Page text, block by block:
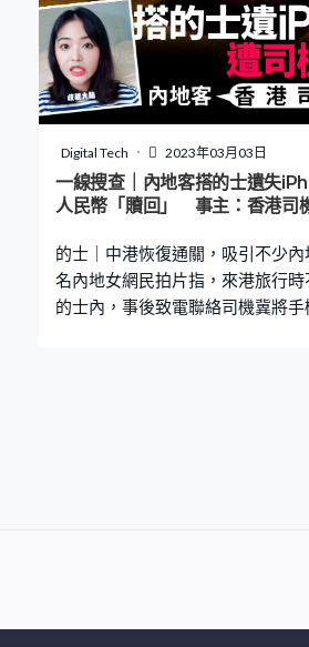
擊中：唔該好好教下細路婆婆搭
怨阻返工 女生看不過眼「出招」
巴士衝馬路捱的士撞飛 爬起身
得咩？ 對頭紅的司機扭軚急剎停
輛客貨車於右邊線逆向駛過，而
知綠的司機當時是否未有為意，行
至右邊線逆行。從車cam片中可看
段路至石壆末段時，前方有一輛紅
機才驚覺自己逆
Digital Tech 2023年03月03日
一線搜查｜內地客搭的士遺失
人民幣「贖回」 事主：香港司
的士｜中港恢復通關，吸引不少
名內地女網民拍片指，來港旅行
的士內，事後致電聯絡司機冀將手
民幣，才肯將手機交還。 事主表